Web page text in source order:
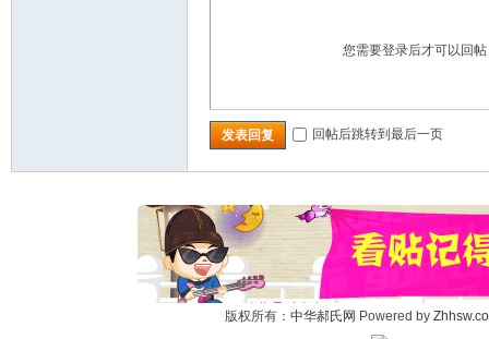
您需要登录后才可以回帖
发表回复 回帖后跳转到最后一页
版权所有： 中华郝氏网 Powered by